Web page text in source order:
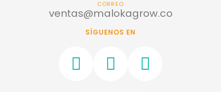
CORREO
ventas@malokagrow.co
SÍGUENOS EN
F
a
I
n
W
h